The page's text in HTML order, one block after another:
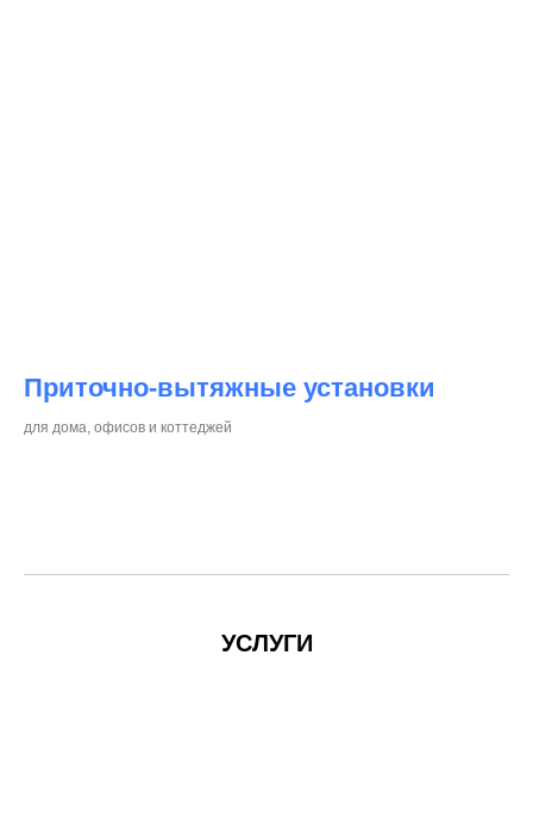
Приточно-вытяжные установки
для дома, офисов и коттеджей
УСЛУГИ